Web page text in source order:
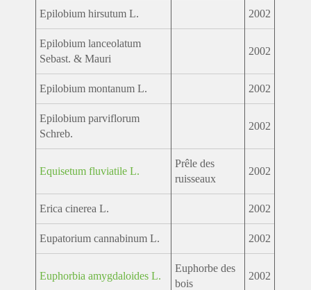
Epilobium hirsutum L. 2002
Epilobium lanceolatum
Sebast. & Mauri
2002
Epilobium montanum L. 2002
Epilobium parviflorum
Schreb.
2002
Equisetum fluviatile L.
Prêle des
ruisseaux
2002
Erica cinerea L. 2002
Eupatorium cannabinum L. 2002
Euphorbia amygdaloides L.
Euphorbe des
bois
2002